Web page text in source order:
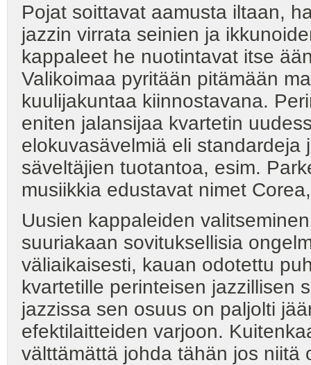
Pojat soittavat aamusta iltaan,
jazzin virrata seinien ja
kappaleet he nuotintavat itse
Valikoimaa pyritään pitämään
kuulijakuntaa kiinnostavana.
eniten jalansijaa kvartetin
elokuvasävelmiä eli
säveltäjien tuotantoa, esim.
musiikkia edustavat nimet
Uusien kappaleiden
suuriakaan sovituksellisia
väliaikaisesti, kauan odotettu
kvartetille perinteisen jazzillisen
jazzissa sen osuus on paljolti
efektilaitteiden varjoon.
välttämättä johda tähän jos niitä